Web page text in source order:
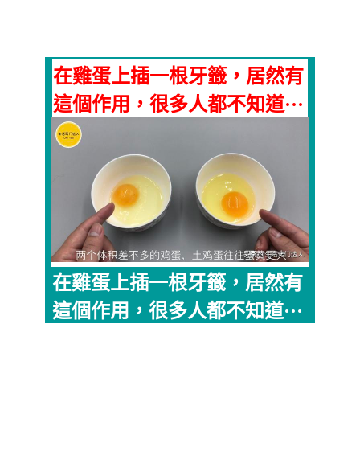
在雞蛋上插一根牙籤，居然有
這個作用，很多人都不知道···
在雞蛋上插一根牙籤，居然有
這個作用，很多人都不知道···